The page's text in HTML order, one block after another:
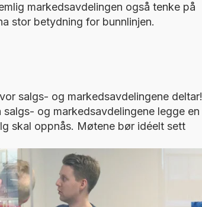
markedsavdelingen også tenke på
stor betydning for bunnlinjen.
salgs- og markedsavdelingene deltar!
og markedsavdelingene legge en
skal oppnås. Møtene bør idéelt sett